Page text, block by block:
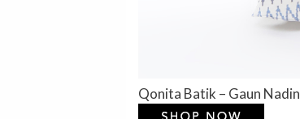
Qonita Batik – Gaun Nadin